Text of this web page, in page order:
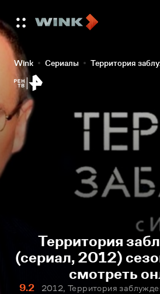
Wink Сериалы Территория
Территория
(сериал, 2012)
смотреть
9.2
2012, Территория